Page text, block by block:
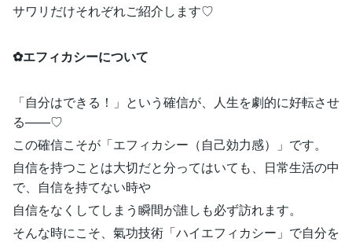
サワリだけそれぞれご紹介します♡
✿エフィカシーについて
「自分はできる！」という確信が、人生を劇的に好転させ
る——♡
この確信こそが「エフィカシー（自己効力感）」です。
自信を持つことは大切だと分ってはいても、日常生活の中
で、自信を持てない時や
自信をなくしてしまう瞬間が誰しも必ず訪れます。
そんな時にこそ、氣功技術「ハイエフィカシー」で自分を